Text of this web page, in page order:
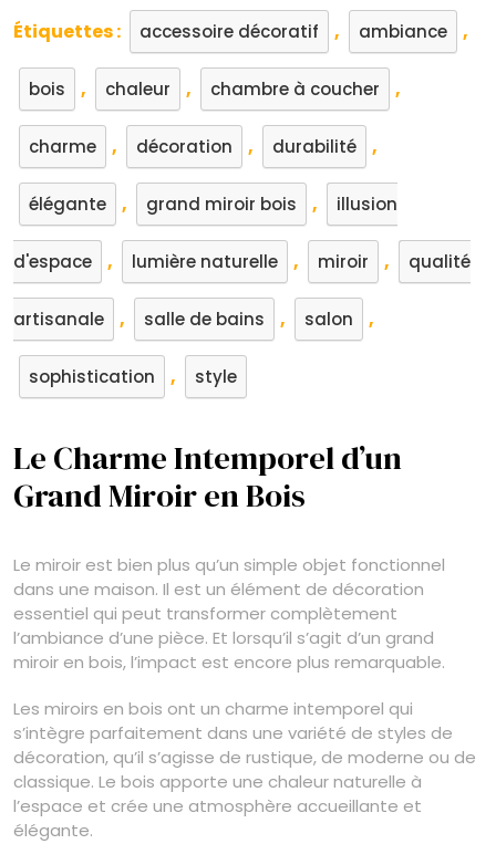
Étiquettes : accessoire décoratif , ambiance ,
bois , chaleur , chambre à coucher ,
charme , décoration , durabilité ,
élégante , grand miroir bois , illusion
d'espace , lumière naturelle , miroir , qualité
artisanale , salle de bains , salon ,
sophistication , style
Le Charme Intemporel d’un
Grand Miroir en Bois
Le miroir est bien plus qu’un simple objet fonctionnel
dans une maison. Il est un élément de décoration
essentiel qui peut transformer complètement
l’ambiance d’une pièce. Et lorsqu’il s’agit d’un grand
miroir en bois, l’impact est encore plus remarquable.
Les miroirs en bois ont un charme intemporel qui
s’intègre parfaitement dans une variété de styles de
décoration, qu’il s’agisse de rustique, de moderne ou de
classique. Le bois apporte une chaleur naturelle à
l’espace et crée une atmosphère accueillante et
élégante.